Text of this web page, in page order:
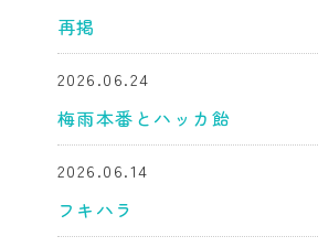
再掲
2026.06.24
梅雨本番とハッカ飴
2026.06.14
フキハラ